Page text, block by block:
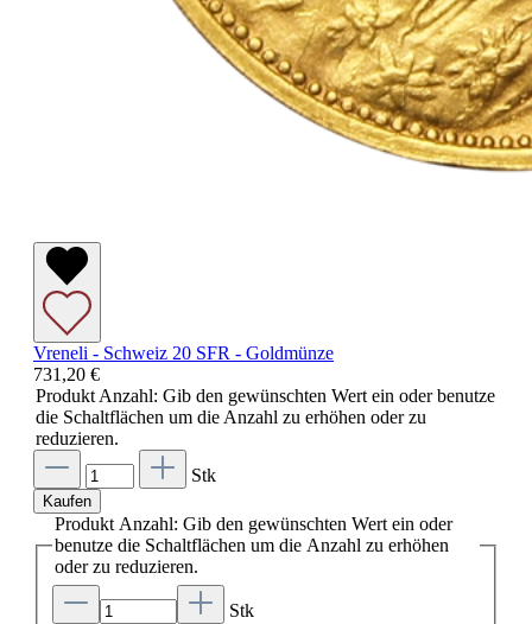
Vreneli - Schweiz 20 SFR - Goldmünze
731,20 €
Produkt Anzahl: Gib den gewünschten Wert ein oder benutze
die Schaltflächen um die Anzahl zu erhöhen oder zu
reduzieren.
Stk
Kaufen
Produkt Anzahl: Gib den gewünschten Wert ein oder
benutze die Schaltflächen um die Anzahl zu erhöhen
oder zu reduzieren.
Stk